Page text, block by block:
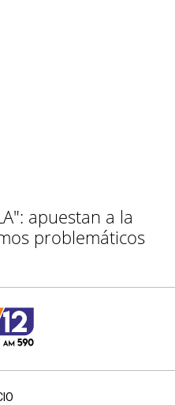
apuestan a la
problemáticos